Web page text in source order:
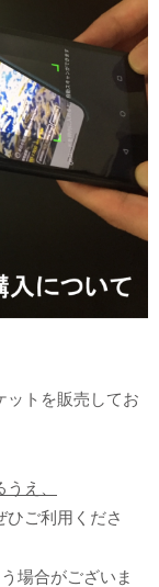
ットを販売してお
え、
ひご利用くださ
場合がございま